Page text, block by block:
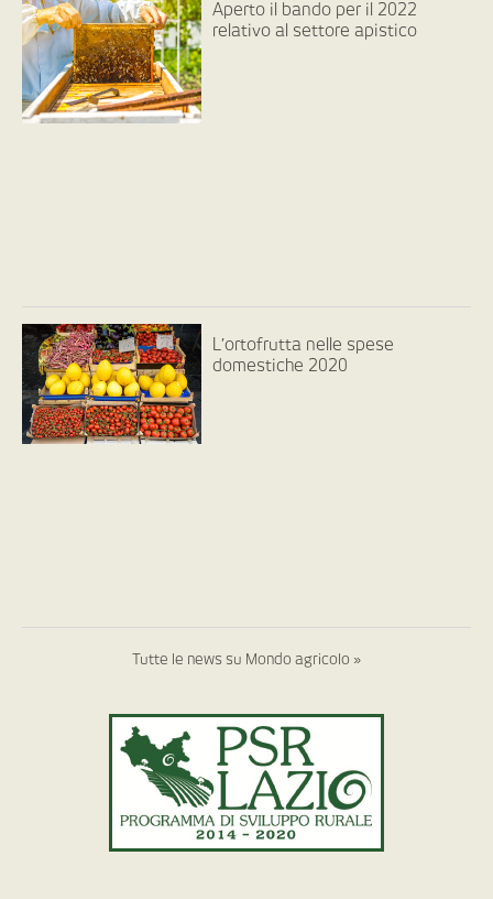
Aperto il bando per il 2022
relativo al settore apistico
L’ortofrutta nelle spese
domestiche 2020
Tutte le news su Mondo agricolo »